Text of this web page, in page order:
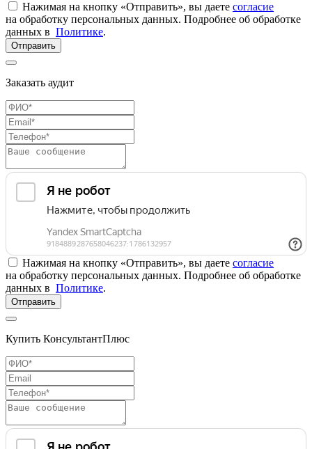
Нажимая на кнопку «Отправить», вы даете согласие
на обработку персональных данных. Подробнее об обработке
данных в Политике.
Отправить
Заказать аудит
Нажимая на кнопку «Отправить», вы даете согласие
на обработку персональных данных. Подробнее об обработке
данных в Политике.
Отправить
Купить КонсультантПлюс